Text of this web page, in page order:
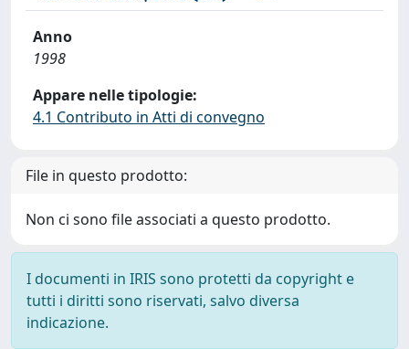
Anno
1998
Appare nelle tipologie:
4.1 Contributo in Atti di convegno
File in questo prodotto:
Non ci sono file associati a questo prodotto.
I documenti in IRIS sono protetti da copyright e
tutti i diritti sono riservati, salvo diversa
indicazione.